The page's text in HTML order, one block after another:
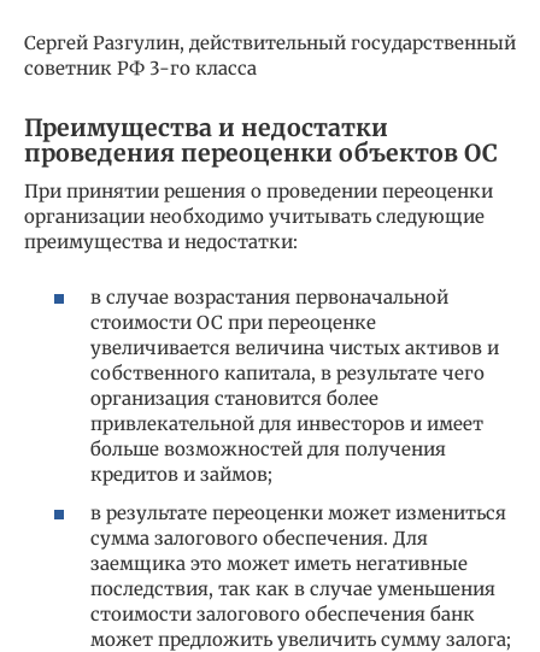
Сергей Разгулин, действительный государственный
советник РФ 3-го класса
Преимущества и недостатки
проведения переоценки объектов ОС
При принятии решения о проведении переоценки
организации необходимо учитывать следующие
преимущества и недостатки:
в случае возрастания первоначальной
стоимости ОС при переоценке
увеличивается величина чистых активов и
собственного капитала, в результате чего
организация становится более
привлекательной для инвесторов и имеет
больше возможностей для получения
кредитов и займов;
в результате переоценки может измениться
сумма залогового обеспечения. Для
заемщика это может иметь негативные
последствия, так как в случае уменьшения
стоимости залогового обеспечения банк
может предложить увеличить сумму залога;